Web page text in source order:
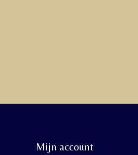
Mijn account